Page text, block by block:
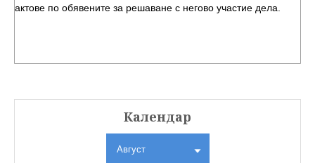
актове по обявените за решаване с негово участие дела.
Календар
Август